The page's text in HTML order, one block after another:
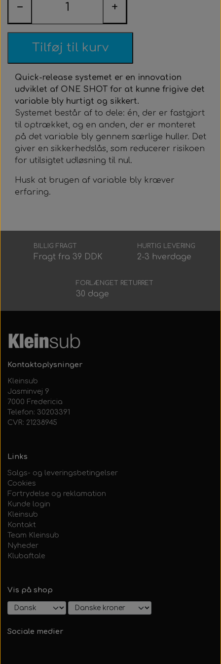
Roller Opsætning
Trigger & Håndtag
Spyd
Elastik
Metermål
Wishbone
Tøj & Stickers
Tøj
Vægtvest
Halsvægt
Tilbehør
Markeringsbøje
Ur & Computer
Tasker & Køleboks
Tasker & Sportube
Bælter
Bæltebly
Tilbehør
Næseklemmer
Finner
Masker
Snorkel
Træning
Kurser & Ture
Udlejning
Grej Aften
Gavekort
− +
Tilføj til kurv
Quick-release systemet er en innovation
udviklet af ONE SHOT for at kunne frigive det
variable bly hurtigt og sikkert.
Systemet består af to dele: én, der er fastgjort
til optrækket, og en anden, der er monteret
på det variable bly gennem særlige huller. Det
giver en sikkerhedslås, som reducerer risikoen
for utilsigtet udløsning til nul.
Husk at brugen af variable bly kræver
erfaring.
BILLIG FRAGT
Fragt fra 39 DDK
HURTIG LEVERING
2-3 hverdage
FORLÆNGET RETURRET
30 dage
Kontaktoplysninger
Kleinsub
Jasminvej 9
7000 Fredericia
Telefon: 30203391
CVR: 21238945
Links
Salgs- og leveringsbetingelser
Cookies
Fortrydelse og reklamation
Kunde login
Kleinsub
Kontakt
Team Kleinsub
Nyheder
Klubaftale
Vis på shop
Sociale medier